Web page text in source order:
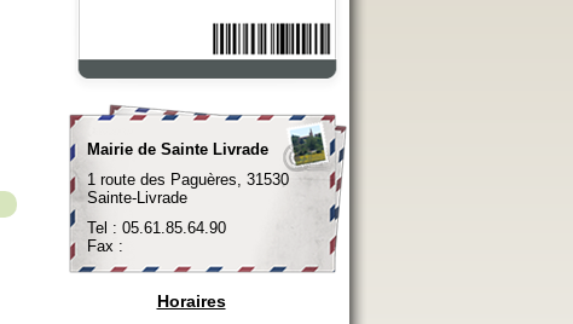
Mairie de Sainte Livrade
1 route des Paguères, 31530
Sainte-Livrade
Tel : 05.61.85.64.90
Fax :
Horaires